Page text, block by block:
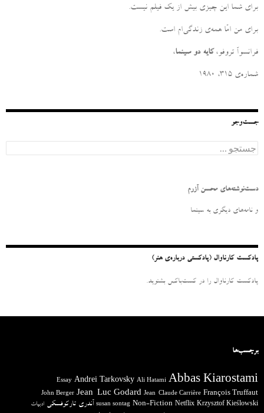
برای شما این چیزی بیش از یک فیلم نیست.
برای من امّا همه‌ی زندگی‌ام است.
فرانسوآ تروفو، کایه دو سینما،
شماره‌ی ۳۱۵، ۱۹۸۰
جست‌وجو
ج
س
و
ر
دست‌نوشته‌های محسن آزرم
و نامه‌‌های دیگری به سینما
پادکست کارناوال (پادکستی درباره‌ی هنر)
پادکست کارناوال را در کست‌باکس بشنوید.
برچسب‌ها
Abbas Kiarostami
Ali Hatami
Andrei Tarkovsky
Essay
François Truffaut
Jean-Claude Carrière
Jean-Luc Godard
John Berger
Krzysztof Kieślowski
Netflix
Non-Fiction
susan sontag آندری تارکوفسکی ادبیات